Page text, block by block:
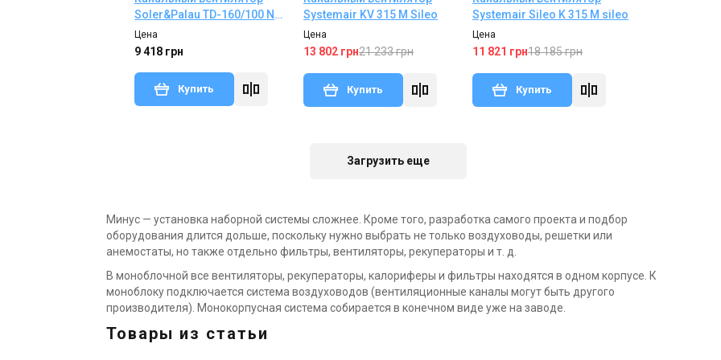
Вентилятор для ванной
Meltem VARIO-II 30/60 с
Вентилятор для ванной
Aerauliqa QD 120 BB
Soler&Palau TD-160/100 N
SILENT
Цена
9 418 грн
Купить
Systemair KV 315 M Sileo
Цена
13 802 грн21 233 грн
Купить
Systemair Sileo K 315 M sileo
Цена
11 821 грн18 185 грн
Купить
Украина
Вентиляционная решетка
Alter Air РГН однорядная
Швеция Швеция
Загрузить еще
Минус — установка наборной системы сложнее. Кроме того, разработка самого проекта и подбор
оборудования длится дольше, поскольку нужно выбрать не только воздуховоды, решетки или
анемостаты, но также отдельно фильтры, вентиляторы, рекуператоры и т. д.
В моноблочной все вентиляторы, рекуператоры, калориферы и фильтры находятся в одном корпусе. К
моноблоку подключается система воздуховодов (вентиляционные каналы могут быть другого
производителя). Монокорпусная система собирается в конечном виде уже на заводе.
Товары из статьи